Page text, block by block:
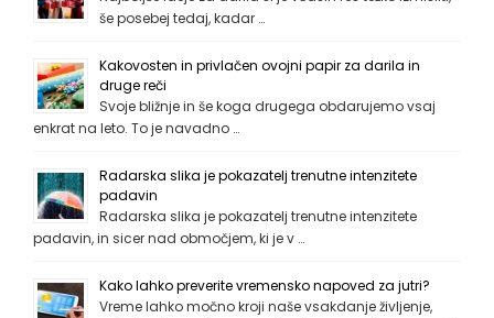
še posebej tedaj, kadar …
Kakovosten in privlačen ovojni papir za darila in
druge reči
Svoje bližnje in še koga drugega obdarujemo vsaj
enkrat na leto. To je navadno …
Radarska slika je pokazatelj trenutne intenzitete
padavin
Radarska slika je pokazatelj trenutne intenzitete
padavin, in sicer nad območjem, ki je v …
Kako lahko preverite vremensko napoved za jutri?
Vreme lahko močno kroji naše vsakdanje življenje,